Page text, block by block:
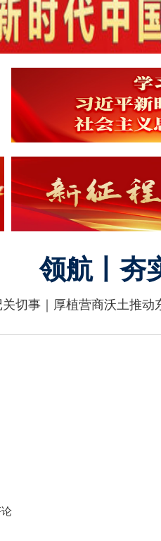
领航丨夯
切事｜厚植营商沃土推动
的二十届四中全会精神